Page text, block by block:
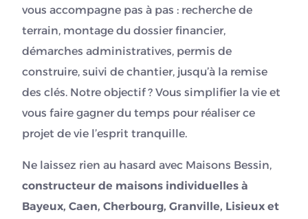
vous accompagne pas à pas : recherche de
terrain, montage du dossier financier,
démarches administratives, permis de
construire, suivi de chantier, jusqu’à la remise
des clés. Notre objectif ? Vous simplifier la vie et
vous faire gagner du temps pour réaliser ce
projet de vie l’esprit tranquille.
Ne laissez rien au hasard avec Maisons Bessin,
constructeur de maisons individuelles à
Bayeux, Caen, Cherbourg, Granville, Lisieux et